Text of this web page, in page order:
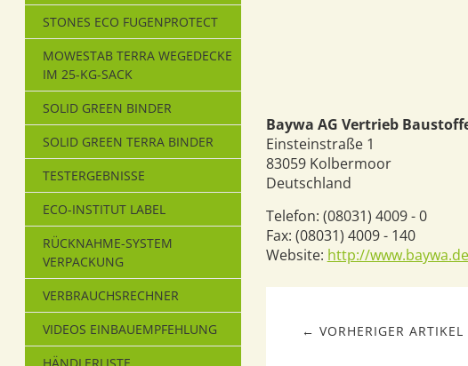
STONES ECO FUGENPROTECT
MOWESTAB TERRA WEGEDECKE
IM 25-KG-SACK
SOLID GREEN BINDER
SOLID GREEN TERRA BINDER
TESTERGEBNISSE
ECO-INSTITUT LABEL
RÜCKNAHME-SYSTEM
VERPACKUNG
VERBRAUCHSRECHNER
VIDEOS EINBAUEMPFEHLUNG
Baywa AG Vertrieb
Einsteinstraße 1
83059 Kolbermoor
Deutschland
Telefon: (08031) 4009 - 0
Fax: (08031) 4009 - 140
Website: http://www.baywa.de
← VORHERIGER ARTIKEL